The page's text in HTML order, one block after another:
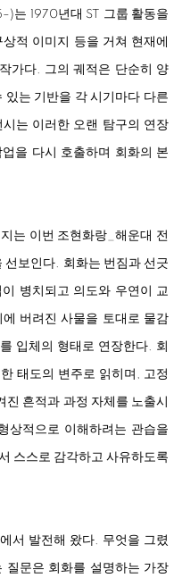
는 1970년대 ST 그룹 활동을
적 이미지 등을 거쳐 현재에
가다. 그의 궤적은 단순히 양
있는 기반을 각 시기마다 다른
는 이러한 오랜 탐구의 연장
을 다시 호출하며 회화의 본
는 이번 조현화랑_해운대 전
선보인다. 회화는 번짐과 선긋
병치되고 의도와 우연이 교
버려진 사물을 토대로 물감
입체의 형태로 연장한다. 회
태도의 변주로 읽히며, 고정
흔적과 과정 자체를 노출시
상적으로 이해하려는 관습을
스스로 감각하고 사유하도록
서 발전해 왔다. 무엇을 그렸
질문은 회화를 설명하는 가장